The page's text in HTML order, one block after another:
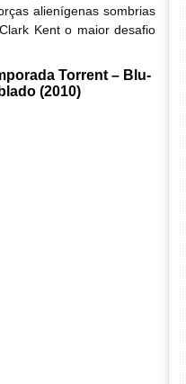
alienígenas sombrias
Kent o maior desafio
Torrent – Blu-
(2010)